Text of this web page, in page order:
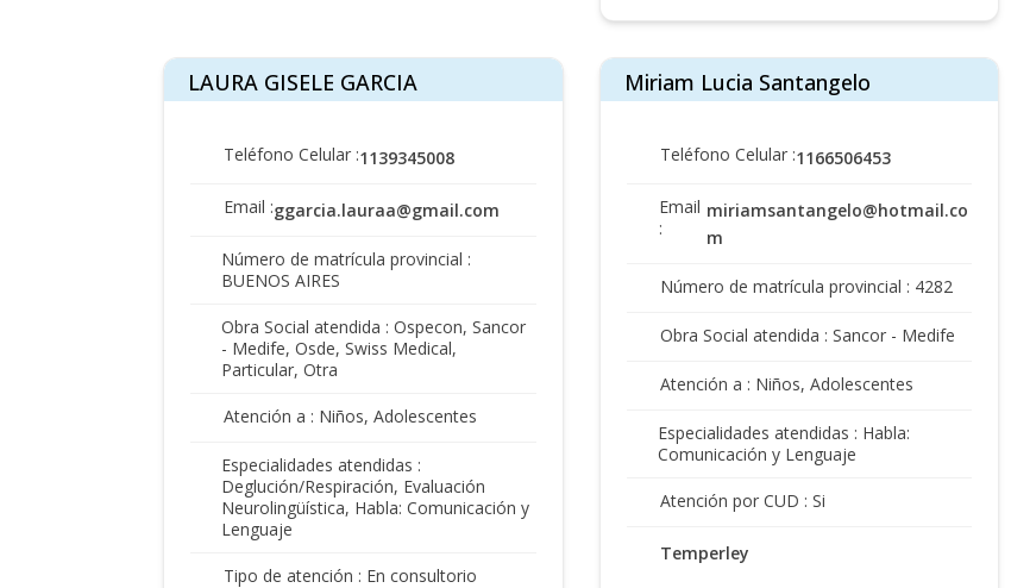
LAURA GISELE GARCIA
Teléfono Celular :1139345008
Email :ggarcia.lauraa@gmail.com
Número de matrícula provincial :
BUENOS AIRES
Obra Social atendida : Ospecon, Sancor
- Medife, Osde, Swiss Medical,
Particular, Otra
Atención a : Niños, Adolescentes
Especialidades atendidas :
Deglución/Respiración, Evaluación
Neurolingüística, Habla: Comunicación y
Lenguaje
Tipo de atención : En consultorio
Miriam Lucia Santangelo
Teléfono Celular :1166506453
Email
:
miriamsantangelo@hotmail.co
m
Número de matrícula provincial : 4282
Obra Social atendida : Sancor - Medife
Atención a : Niños, Adolescentes
Especialidades atendidas : Habla:
Comunicación y Lenguaje
Atención por CUD : Si
Temperley